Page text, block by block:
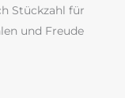
Stückzahl für
und Freude